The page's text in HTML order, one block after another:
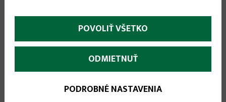
infoskarta)
Číslo produktu: 1030 001 708
Pánske nohavice s náprsenkou a zelenou
farebnou kombináciou, zosilnené kolená s
POVOLIŤ VŠETKO
ODMIETNUŤ
PODROBNÉ NASTAVENIA